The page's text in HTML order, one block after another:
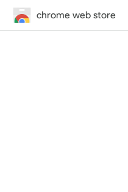
chrome web store